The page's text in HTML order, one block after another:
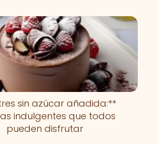
sin azúcar añadida:**
indulgentes que todos
pueden disfrutar